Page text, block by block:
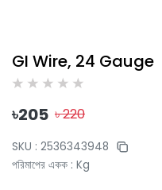
GI Wire, 24 Gauge
৳205 ৳220
SKU : 2536343948
পরিমাপের একক : Kg